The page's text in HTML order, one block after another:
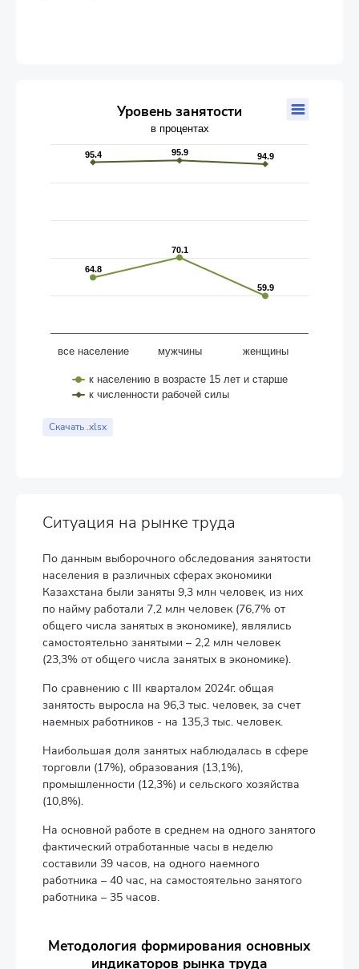
Уровень занятости
Line chart with 2 lines.
в процентах
The chart has 1 X axis displaying categories.
Уровень занятости
в процентах
64.8
64.8
70.1
70.1
59.9
59.9
95.4
95.4 95.9
95.9 94.9
94.9
к населению в возрасте 15 лет и старше
к численности рабочей силы
все население мужчины женщины
End of interactive chart.
Скачать .xlsx
Ситуация на рынке труда
По данным выборочного обследования занятости
населения в различных сферах экономики
Казахстана были заняты 9,3 млн человек, из них
по найму работали 7,2 млн человек (76,7% от
общего числа занятых в экономике), являлись
самостоятельно занятыми – 2,2 млн человек
(23,3% от общего числа занятых в экономике).
По сравнению с III кварталом 2024г. общая
занятость выросла на 96,3 тыс. человек, за счет
наемных работников - на 135,3 тыс. человек.
Наибольшая доля занятых наблюдалась в сфере
торговли (17%), образования (13,1%),
промышленности (12,3%) и сельского хозяйства
(10,8%).
На основной работе в среднем на одного занятого
фактический отработанные часы в неделю
составили 39 часов, на одного наемного
работника – 40 час, на самостоятельно занятого
работника – 35 часов.
Методология формирования основных
индикаторов рынка труда